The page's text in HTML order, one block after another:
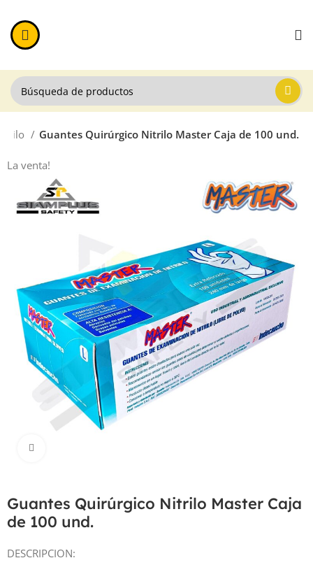
Guantes Quirúrgico Nitrilo Master Caja de 100 und.
La venta!
Guantes Quirúrgico Nitrilo Master Caja
de 100 und.
DESCRIPCION: